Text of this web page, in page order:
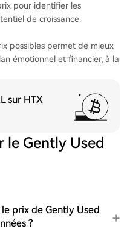
pour identifier les
de croissance.
possibles permet de mieux
émotionnel et financier, à la
sur HTX
le Gently Used
prix de Gently Used
?